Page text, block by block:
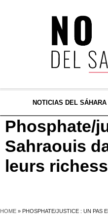
NOTICIAS DEL
Phosphate/
Sahraouis
leurs
HOME » PHOSPHATE/JUSTICE : UN PAS